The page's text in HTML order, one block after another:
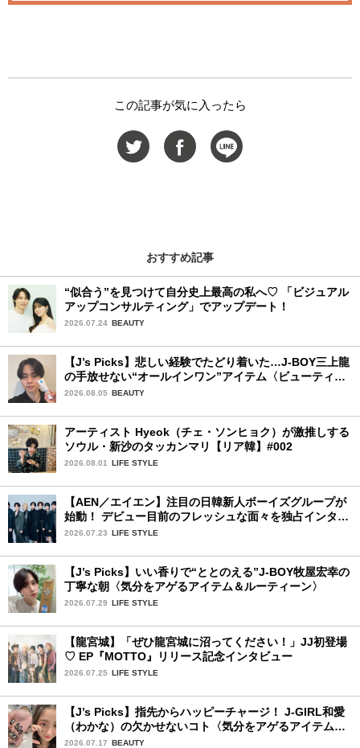
この記事が気に入ったら
おすすめ記事
“似合う”を見つけて自分史上最高の私へ♡ 「ビジュアル
アップコンサルティング」でアップデート！
2026.07.24 BEAUTY
【J’s Picks】悲しい経験でたどり着いた…J-BOY三上龍
の手放せない“オールインワン”アイテム〈ビューティ＆
ファッション夏の必需品〉
2026.08.05 BEAUTY
アーティスト Hyeok（チェ・ソンヒョク）が激推しする
ソウル・新沙のタッカンマリ【リア韓】#002
2026.08.01 LIFE STYLE
【AEN／エイエン】注目の日韓新人ボーイズグループが
始動！ デビュー目前のフレッシュな面々を独占インタビ
ュー。7人の魅力に迫ります♪
2026.07.23 LIFE STYLE
【J’s Picks】いい香りで“ととのえる”J-BOY牧屋宏幸の
丁寧な朝〈気分をアゲるアイテム＆ルーティーン〉
2026.07.29 LIFE STYLE
【龍宮城】「ぜひ龍宮城に沼ってください！」JJ初登場
♡ EP『MOTTO』リリース記念インタビュー
2026.07.25 LIFE STYLE
【J’s Picks】指先からハッピーチャージ！ J-GIRL和愛
（わかな）の欠かせないコト〈気分をアゲるアイテム＆
ルーティーン〉
2026.07.17 BEAUTY